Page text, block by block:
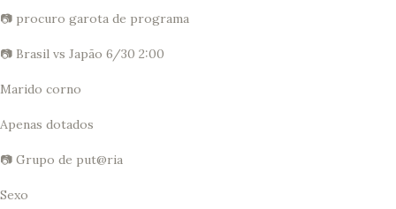
📷 procuro garota de programa
📷 Brasil vs Japão 6/30 2:00
Marido corno
Apenas dotados
📷 Grupo de put@ria
Sexo